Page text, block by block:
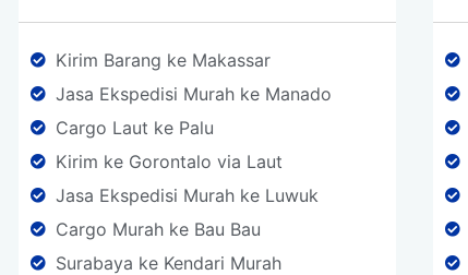
Kirim Barang ke Makassar
Jasa Ekspedisi Murah ke Manado
Cargo Laut ke Palu
Kirim ke Gorontalo via Laut
Jasa Ekspedisi Murah ke Luwuk
Cargo Murah ke Bau Bau
Surabaya ke Kendari Murah